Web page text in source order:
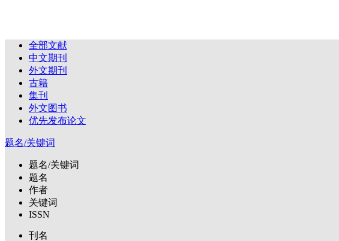
全部文献
中文期刊
外文期刊
古籍
集刊
外文图书
优先发布论文
题名/关键词
题名/关键词
题名
作者
关键词
ISSN
刊名